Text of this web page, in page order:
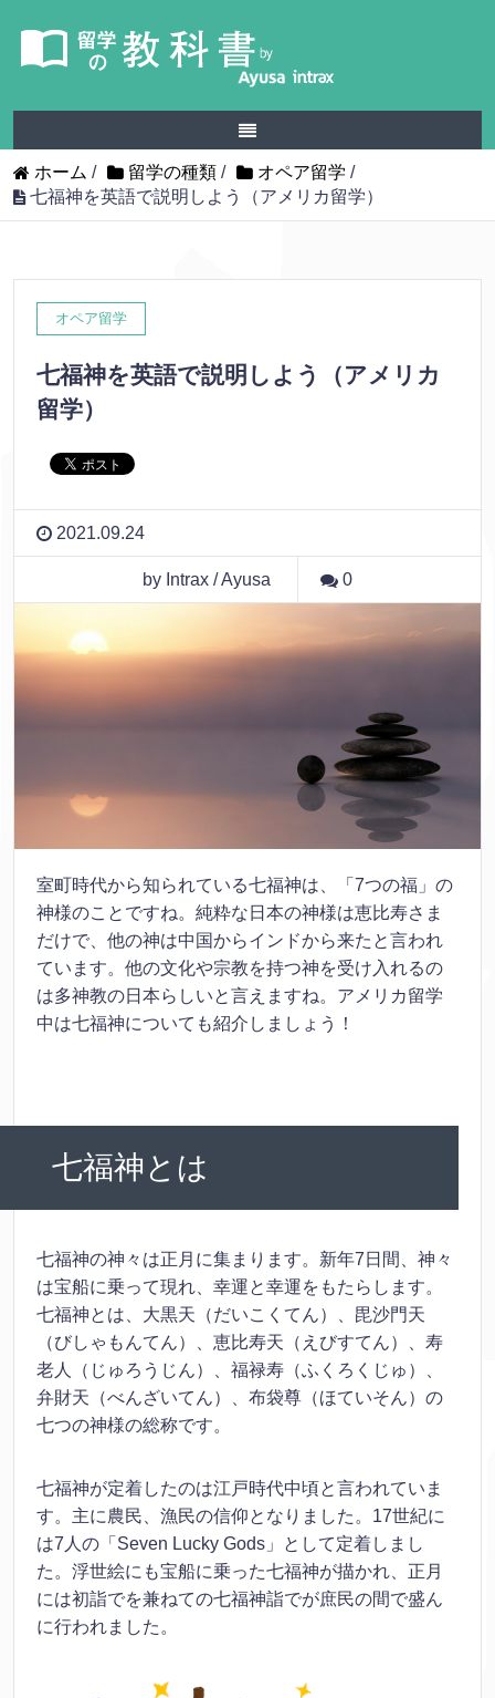
ホーム / 留学の種類 / オペア留学 /
七福神を英語で説明しよう（アメリカ留学）
オペア留学
七福神を英語で説明しよう（アメリカ
留学）
2021.09.24
by Intrax / Ayusa 0
室町時代から知られている七福神は、「7つの福」の
神様のことですね。純粋な日本の神様は恵比寿さま
だけで、他の神は中国からインドから来たと言われ
ています。他の文化や宗教を持つ神を受け入れるの
は多神教の日本らしいと言えますね。アメリカ留学
中は七福神についても紹介しましょう！
七福神とは
七福神の神々は正月に集まります。新年7日間、神々
は宝船に乗って現れ、幸運と幸運をもたらします。
七福神とは、大黒天（だいこくてん）、毘沙門天
（びしゃもんてん）、恵比寿天（えびすてん）、寿
老人（じゅろうじん）、福禄寿（ふくろくじゅ）、
弁財天（べんざいてん）、布袋尊（ほていそん）の
七つの神様の総称です。
七福神が定着したのは江戸時代中頃と言われていま
す。主に農民、漁民の信仰となりました。17世紀に
は7人の「Seven Lucky Gods」として定着しまし
た。浮世絵にも宝船に乗った七福神が描かれ、正月
には初詣でを兼ねての七福神詣でが庶民の間で盛ん
に行われました。